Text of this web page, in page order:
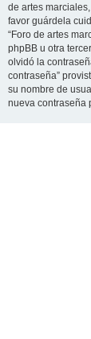
de artes
favor guárdela
“Foro de artes
phpBB u otra
olvidó la
contraseña”
su nombre de
nueva contraseña